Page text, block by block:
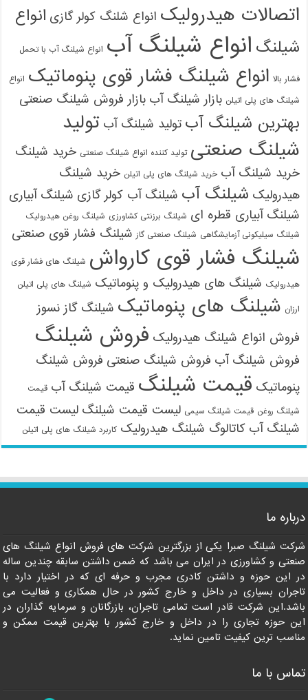
اتصالات هیدرولیک انواع شلنگ کولر گازی انواع
شیلنگ انواع شیلنگ آب انواع شیلنگ آب با تحمل
فشار بالا انواع شیلنگ فشار قوی پنوماتیک انواع
شیلنگ های پلی اتیلن بازار شیلنگ آب بازار فروش شیلنگ صنعتی
بهترین شیلنگ آب تولید شیلنگ آب تولید
شیلنگ صنعتی تولید کننده انواع شیلنگ صنعتی خرید شیلنگ
خرید شیلنگ آب خرید شیلنگ های پلی اتیلن خرید شیلنگ
هیدرولیک شیلنگ آب شیلنگ آب کولر گازی شیلنگ آبیاری
شیلنگ آبیاری قطره ای شیلنگ برزنتی کشاورزی شیلنگ روغن هیدرولیک
شیلنگ سیلیکونی آزمایشگاهی شیلنگ صنعتی گاز شیلنگ فشار قوی صنعتی
شیلنگ فشار قوی کارواش شیلنگ های فشار قوی
هیدرولیک شیلنگ های هیدرولیک و پنوماتیک شیلنگ های پلی اتیلن
ارزان شیلنگ های پنوماتیک شیلنگ گاز نسوز
فروش انواع شیلنگ هیدرولیک فروش شیلنگ
فروش شیلنگ آب فروش شیلنگ صنعتی فروش شیلنگ
پنوماتیک قیمت شیلنگ قیمت شیلنگ آب قیمت
شیلنگ روغن قیمت شیلنگ سیمی لیست قیمت شیلنگ لیست قیمت
شیلنگ آب کاتالوگ شیلنگ هیدرولیک کاربرد شیلنگ های پلی اتیلن
درباره ما
شرکت شیلنگ صبرا یکی از بزرگترین شرکت های فروش انواع شیلنگ های
صنعتی و کشاورزی در ایران می باشد که ضمن داشتن سابقه چندین ساله
در این حوزه و داشتن کادری مجرب و حرفه ای که در اختیار دارد با
تاجران بسیاری در داخل و خارج کشور در حال همکاری و فعالیت می
باشد.این شرکت قادر است تمامی تاجران، بازرگانان و سرمایه گذاران در
این حوزه تجاری را در داخل و خارج کشور با بهترین قیمت ممکن و
مناسب ترین کیفیت تامین نماید.
تماس با ما